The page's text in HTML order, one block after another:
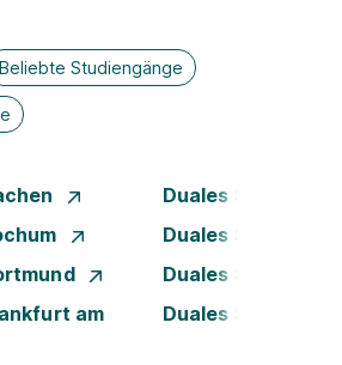
Beliebte Studiengänge
Duales Studium
Duales Studium
Duales Studium
am
Duales Studium